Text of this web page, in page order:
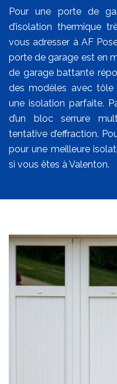
Pour une porte de
d’isolation thermique
vous adresser à AF
porte de garage est en
de garage battante
des modèles avec tôle
une isolation parfaite.
d’un bloc serrure
tentative d’effraction.
pour une meilleure
si vous êtes à Valenton.